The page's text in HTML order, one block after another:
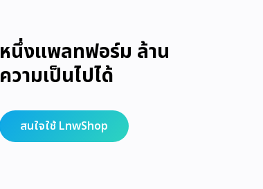
หนึ่งแพลทฟอร์ม ล้าน
ความเป็นไปได้
สนใจใช้ LnwShop